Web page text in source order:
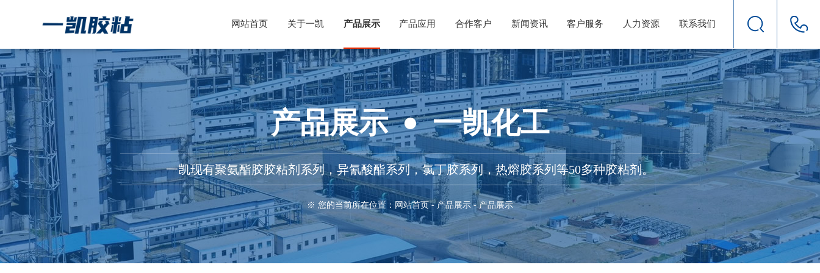
网站首页 关于一凯 产品展示 产品应用 合作客户 新闻资讯 客户服务 人力资源 联系我们
产品展示 一凯化工
一凯现有聚氨酯胶胶粘剂系列，异氰酸酯系列，氯丁胶系列，热熔胶系列等50多种胶粘剂。
※ 您的当前所在位置： 网站首页-产品展示- 产品展示